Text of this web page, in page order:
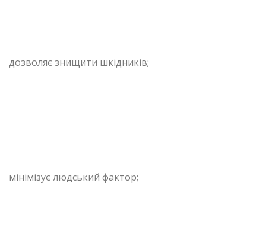
дозволяє знищити шкідників;
мінімізує людський фактор;